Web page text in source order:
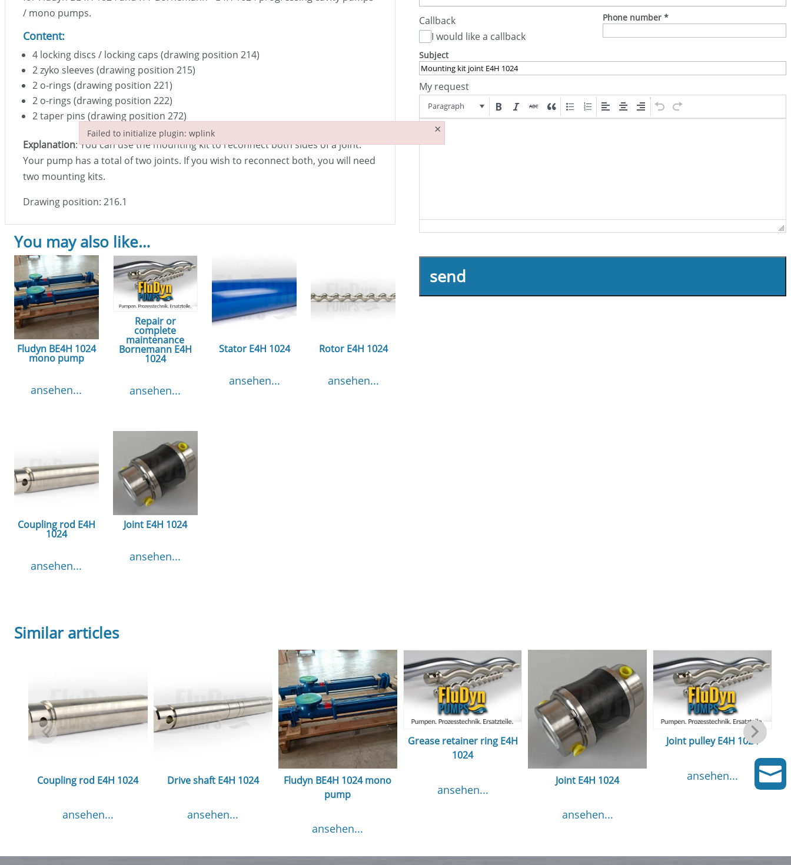
/ mono pumps.
Content:
4 locking discs / locking caps (drawing position 214)
2 zyko sleeves (drawing position 215)
2 o-rings (drawing position 221)
2 o-rings (drawing position 222)
2 taper pins (drawing position 272)
Explanation: You can use the mounting kit to reconnect both sides of a joint.
Your pump has a total of two joints. If you wish to reconnect both, you will need
two mounting kits.
Drawing position: 216.1
You may also like…
Fludyn BE4H 1024
mono pump
ansehen...
Repair or
complete
maintenance
Bornemann E4H
1024
ansehen...
Stator E4H 1024
ansehen...
Rotor E4H 1024
ansehen...
Coupling rod E4H
1024
ansehen...
Joint E4H 1024
ansehen...
Callback
I would like a callback
Phone number *
Subject
My request
Paragraph
send
Similar articles
Coupling rod E4H 1024
ansehen...
Drive shaft E4H 1024
ansehen...
Fludyn BE4H 1024 mono
pump
ansehen...
Grease retainer ring E4H
1024
ansehen...
Joint E4H 1024
ansehen...
Joint pulley E4H 1024
ansehen... 
Failed to initialize plugin: wplink ×
Failed to initialize plugin: wplink